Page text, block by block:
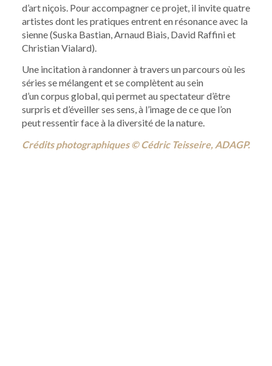
d’art niçois. Pour accompagner ce projet, il invite quatre
artistes dont les pratiques entrent en résonance avec la
sienne (Suska Bastian, Arnaud Biais, David Raffini et
Christian Vialard).
Une incitation à randonner à travers un parcours où les
séries se mélangent et se complètent au sein
d’un corpus global, qui permet au spectateur d’être
surpris et d’éveiller ses sens, à l’image de ce que l’on
peut ressentir face à la diversité de la nature.
Crédits photographiques © Cédric Teisseire, ADAGP.